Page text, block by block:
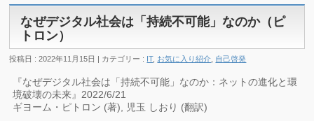
なぜデジタル社会は「持続不可能」なのか（ピ
トロン）
投稿日 : 2022年11月15日 | カテゴリー : IT, お気に入り紹介 自己啓発
『なぜデジタル社会は「持続不可能」なのか：ネットの進化と環
境破壊の未来』2022/6/21
ギヨーム・ピトロン (著), 児玉 しおり (翻訳)